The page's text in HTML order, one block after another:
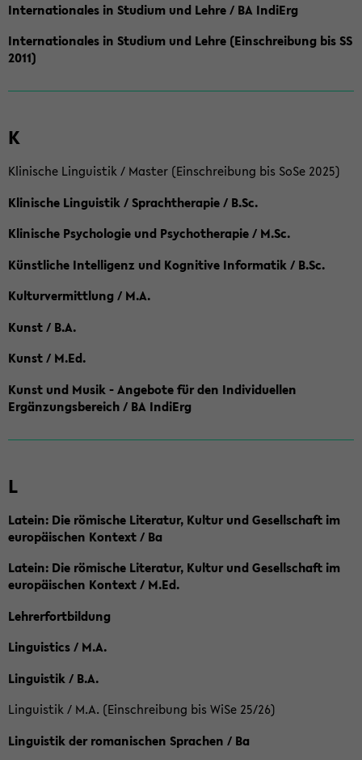
Internationales in Studium und Lehre / BA IndiErg
Internationales in Studium und Lehre (Einschreibung bis SS
2011)
K
Klinische Linguistik / Master (Einschreibung bis SoSe 2025)
Klinische Linguistik / Sprachtherapie / B.Sc.
Klinische Psychologie und Psychotherapie / M.Sc.
Künstliche Intelligenz und Kognitive Informatik / B.Sc.
Kulturvermittlung / M.A.
Kunst / B.A.
Kunst / M.Ed.
Kunst und Musik - Angebote für den Individuellen
Ergänzungsbereich / BA IndiErg
L
Latein: Die römische Literatur, Kultur und Gesellschaft im
europäischen Kontext / Ba
Latein: Die römische Literatur, Kultur und Gesellschaft im
europäischen Kontext / M.Ed.
Lehrerfortbildung
Linguistics / M.A.
Linguistik / B.A.
Linguistik / M.A. (Einschreibung bis WiSe 25/26)
Linguistik der romanischen Sprachen / Ba